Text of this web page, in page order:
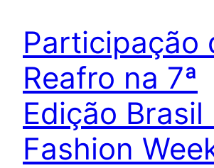
Participação
Reafro na 7ª
Edição Brasil
Fashion